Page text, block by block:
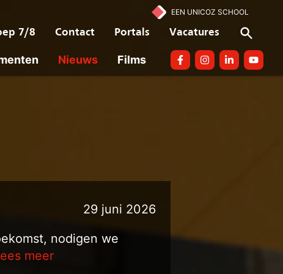
EEN UNICOZ SCHOOL
7/8 Contact Portals Vacatures
Nieuws Films FacebookInstagramlinkedinYoutube
29 juni 2026
nodigen we
meer